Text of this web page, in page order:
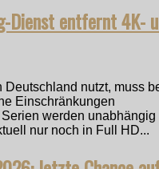
Dienst entfernt 4K-
Deutschland nutzt, muss
Einschränkungen
werden unabhängig
nur noch in Full HD...